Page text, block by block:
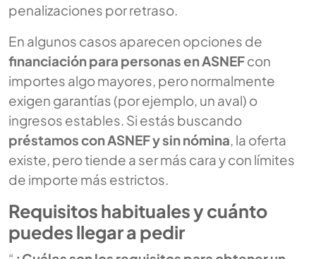
penalizaciones por retraso.
En algunos casos aparecen opciones de
financiación para personas en ASNEFcon
importes algo mayores, pero normalmente
exigen garantías (por ejemplo, un aval) o
ingresos estables. Si estás buscando
préstamos con ASNEF y sin nómina, la oferta
existe, pero tiende a ser más cara y con límites
de importe más estrictos.
Requisitos habituales y cuánto
puedes llegar a pedir